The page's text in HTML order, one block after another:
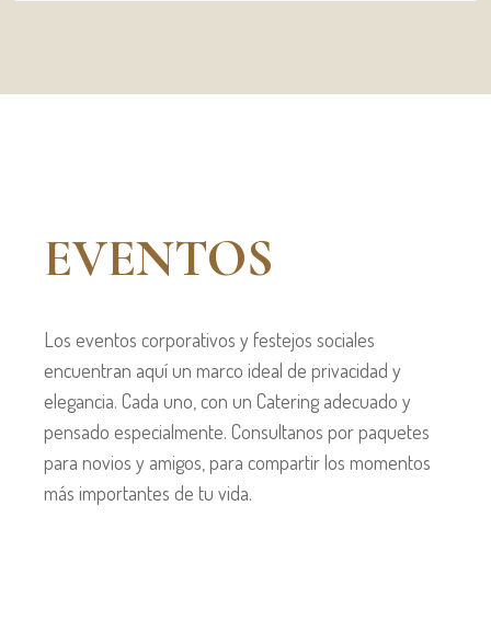
EVENTOS
Los eventos corporativos y festejos sociales
encuentran aquí un marco ideal de privacidad y
elegancia. Cada uno, con un Catering adecuado y
pensado especialmente. Consultanos por paquetes
para novios y amigos, para compartir los momentos
más importantes de tu vida.